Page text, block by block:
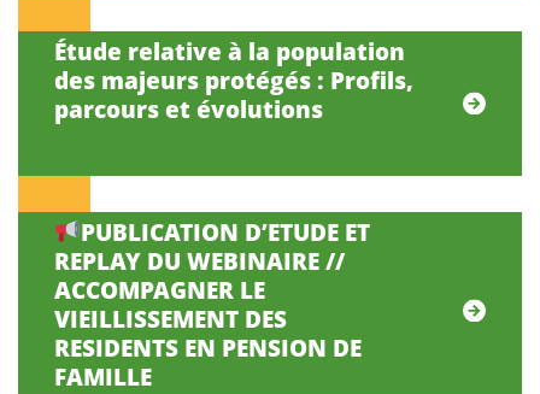
Étude relative à la population
des majeurs protégés : Profils,
parcours et évolutions
PUBLICATION D’ETUDE ET
REPLAY DU WEBINAIRE //
ACCOMPAGNER LE
VIEILLISSEMENT DES
RESIDENTS EN PENSION DE
FAMILLE